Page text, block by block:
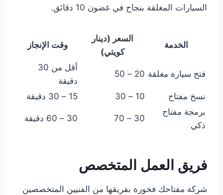
السيارات المغلقة بنجاح في غضون 10 دقائق.
الخدمة
السعر (دينار
كويتي)
وقت الإنجاز
فتح سيارة مغلقة 20 – 50
أقل من 30
دقيقة
نسخ مفتاح
10 – 30
15 – 30 دقيقة
برمجة مفتاح
ذكي
30 – 70 30 – 60 دقيقة
فريق العمل المتخصص
شركة مفتاحك فخورة بفريقها من الفنيين المتخصصين